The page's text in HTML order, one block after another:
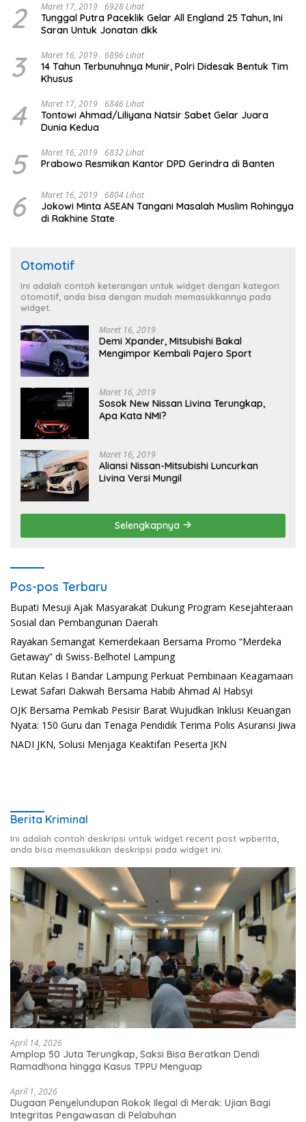
2 Maret 17, 2019 6928 Lihat
Tunggal Putra Paceklik Gelar All England 25 Tahun, Ini
Saran Untuk Jonatan dkk
3 Maret 16, 2019 6896 Lihat
14 Tahun Terbunuhnya Munir, Polri Didesak Bentuk Tim
Khusus
4 Maret 17, 2019 6846 Lihat
Tontowi Ahmad/Liliyana Natsir Sabet Gelar Juara
Dunia Kedua
5 Maret 16, 2019 6832 Lihat
Prabowo Resmikan Kantor DPD Gerindra di Banten
6 Maret 16, 2019 6804 Lihat
Jokowi Minta ASEAN Tangani Masalah Muslim Rohingya
di Rakhine State
Otomotif
Ini adalah contoh keterangan untuk widget dengan kategori
otomotif, anda bisa dengan mudah memasukkannya pada
widget.
Maret 16, 2019
Demi Xpander, Mitsubishi Bakal
Mengimpor Kembali Pajero Sport
Maret 16, 2019
Sosok New Nissan Livina Terungkap,
Apa Kata NMI?
Maret 16, 2019
Aliansi Nissan-Mitsubishi Luncurkan
Livina Versi Mungil
Selengkapnya
Pos-pos Terbaru
Bupati Mesuji Ajak Masyarakat Dukung Program Kesejahteraan
Sosial dan Pembangunan Daerah
Rayakan Semangat Kemerdekaan Bersama Promo “Merdeka
Getaway” di Swiss-Belhotel Lampung
Rutan Kelas I Bandar Lampung Perkuat Pembinaan Keagamaan
Lewat Safari Dakwah Bersama Habib Ahmad Al Habsyi
OJK Bersama Pemkab Pesisir Barat Wujudkan Inklusi Keuangan
Nyata: 150 Guru dan Tenaga Pendidik Terima Polis Asuransi Jiwa
NADI JKN, Solusi Menjaga Keaktifan Peserta JKN
Berita Kriminal
Ini adalah contoh deskripsi untuk widget recent post wpberita,
anda bisa memasukkan deskripsi pada widget ini.
April 14, 2026
Amplop 50 Juta Terungkap, Saksi Bisa Beratkan Dendi
Ramadhona hingga Kasus TPPU Menguap
April 1, 2026
Dugaan Penyelundupan Rokok Ilegal di Merak: Ujian Bagi
Integritas Pengawasan di Pelabuhan